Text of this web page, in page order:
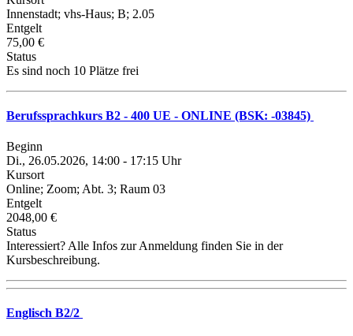
Innenstadt; vhs-Haus; B; 2.05
Entgelt
75,00 €
Status
Es sind noch 10 Plätze frei
Berufssprachkurs B2 - 400 UE - ONLINE (BSK: -03845)
Beginn
Di., 26.05.2026, 14:00 - 17:15 Uhr
Kursort
Online; Zoom; Abt. 3; Raum 03
Entgelt
2048,00 €
Status
Interessiert? Alle Infos zur Anmeldung finden Sie in der
Kursbeschreibung.
Englisch B2/2